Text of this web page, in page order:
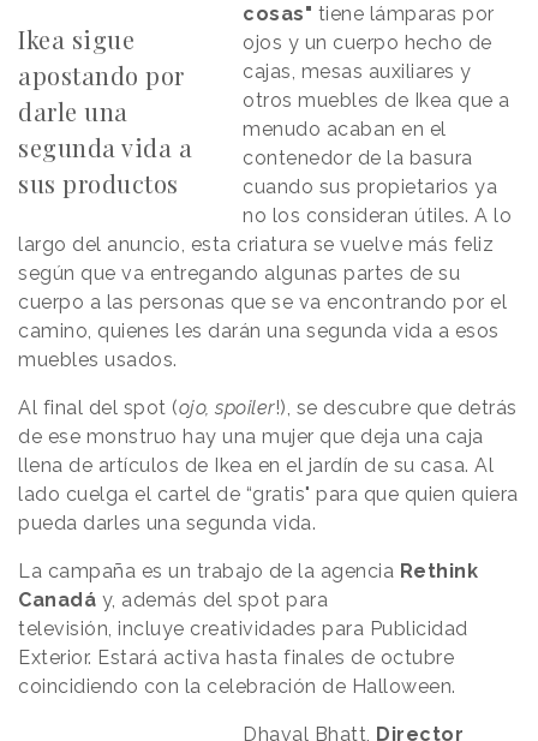
Ikea sigue
apostando por
darle una
segunda vida a
sus productos
cosas" tiene lámparas por
ojos y un cuerpo hecho de
cajas, mesas auxiliares y
otros muebles de Ikea que a
menudo acaban en el
contenedor de la basura
cuando sus propietarios ya
no los consideran útiles. A lo
largo del anuncio, esta criatura se vuelve más feliz
según que va entregando algunas partes de su
cuerpo a las personas que se va encontrando por el
camino, quienes les darán una segunda vida a esos
muebles usados.
Al final del spot (ojo, spoiler!), se descubre que detrás
de ese monstruo hay una mujer que deja una caja
llena de artículos de Ikea en el jardín de su casa. Al
lado cuelga el cartel de “gratis" para que quien quiera
pueda darles una segunda vida.
La campaña es un trabajo de la agencia Rethink
Canadá y, además del spot para
televisión, incluye creatividades para Publicidad
Exterior. Estará activa hasta finales de octubre
coincidiendo con la celebración de Halloween.
Dhaval Bhatt, Director